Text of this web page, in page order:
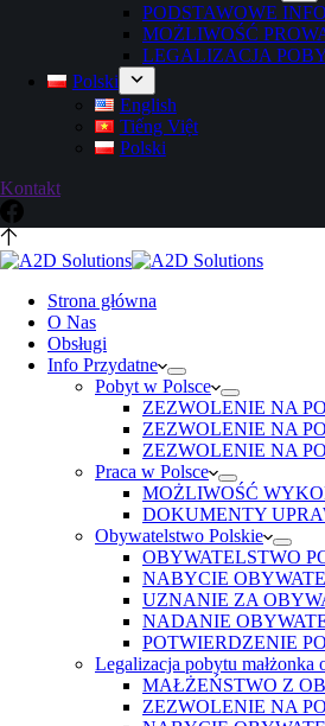
PODSTAWOWE
MOŻLIWOŚĆ
LEGALIZACJA
Polski
English
Tiếng Việt
Polski
Kontakt
Strona główna
O Nas
Obsługi
Info Przydatne
Pobyt w Polsce
ZEZWOLENIE NA
ZEZWOLENIE NA
ZEZWOLENIE NA
Praca w Polsce
MOŻLIWOŚĆ
DOKUMENTY
Obywatelstwo Polskie
OBYWATELSTWO
NABYCIE
UZNANIE ZA
NADANIE
POTWIERDZENIE
Legalizacja pobytu małżonka
MAŁŻEŃSTWO Z
ZEZWOLENIE NA